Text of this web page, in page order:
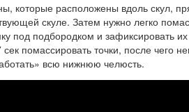
которые расположены вдоль скул,
скуле. Затем нужно легко
под подбородком и зафиксировать
помассировать точки, после чего
всю нижнюю челюсть.